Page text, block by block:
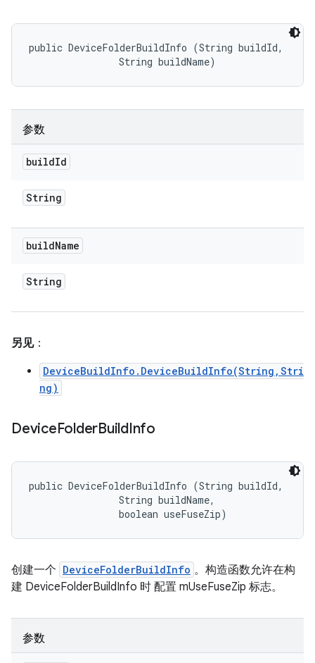
public DeviceFolderBuildInfo (String buildId,
                String buildName)
参数
buildId
String
buildName
String
另见：
DeviceBuildInfo.DeviceBuildInfo(String,Stri
ng)
DeviceFolderBuildInfo
public DeviceFolderBuildInfo (String buildId,
                String buildName,
                boolean useFuseZip)
创建一个 DeviceFolderBuildInfo 。构造函数允许在构
建 DeviceFolderBuildInfo 时 配置 mUseFuseZip 标志。
参数